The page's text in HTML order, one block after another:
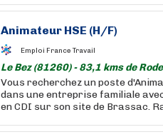
Animateur HSE (H/F)
Emploi France Travail
Le Bez (81260) - 83,1 kms de
Vous recherchez un poste
dans une entreprise familiale
en CDI sur son site de Brassac.